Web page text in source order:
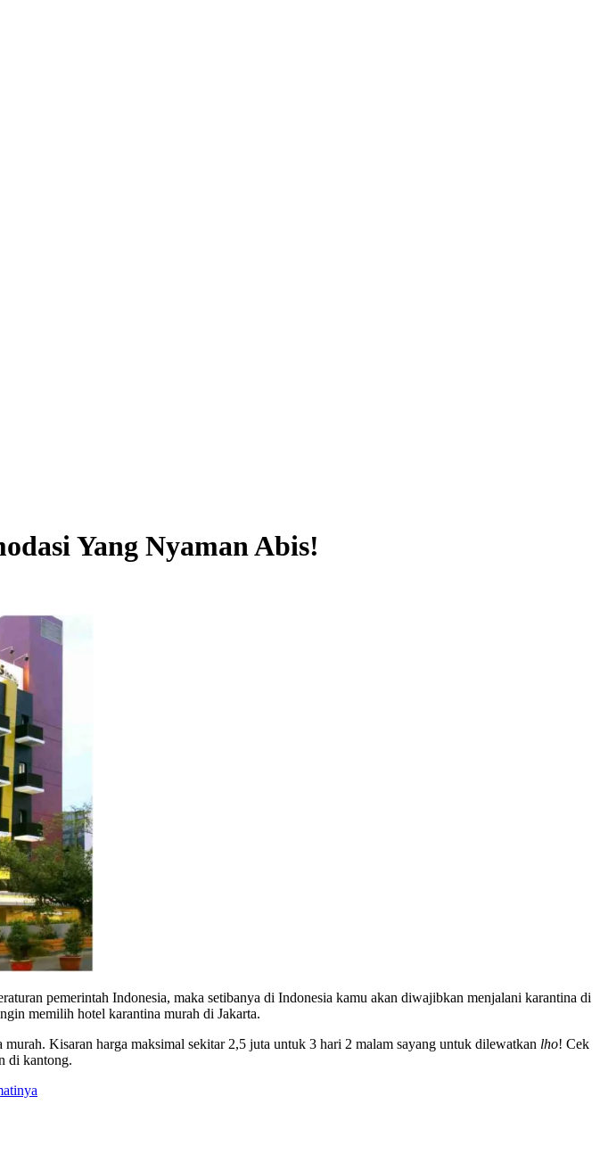
Yang Nyaman Abis!
pemerintah Indonesia, maka setibanya di Indonesia kamu akan diwajibkan menjalani karantina di
memilih hotel karantina murah di Jakarta.
Kisaran harga maksimal sekitar 2,5 juta untuk 3 hari 2 malam sayang untuk dilewatkan lho! Cek
di kantong.